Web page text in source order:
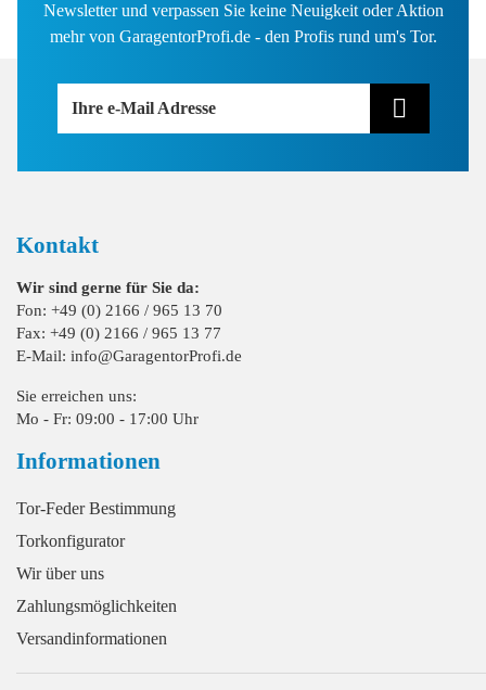
Newsletter und verpassen Sie keine Neuigkeit oder Aktion
mehr von GaragentorProfi.de - den Profis rund um's Tor.
Ihre e-Mail Adresse
Kontakt
Wir sind gerne für Sie da:
Fon: +49 (0) 2166 / 965 13 70
Fax: +49 (0) 2166 / 965 13 77
E-Mail: info@GaragentorProfi.de
Sie erreichen uns:
Mo - Fr: 09:00 - 17:00 Uhr
Informationen
Tor-Feder Bestimmung
Torkonfigurator
Wir über uns
Zahlungsmöglichkeiten
Versandinformationen